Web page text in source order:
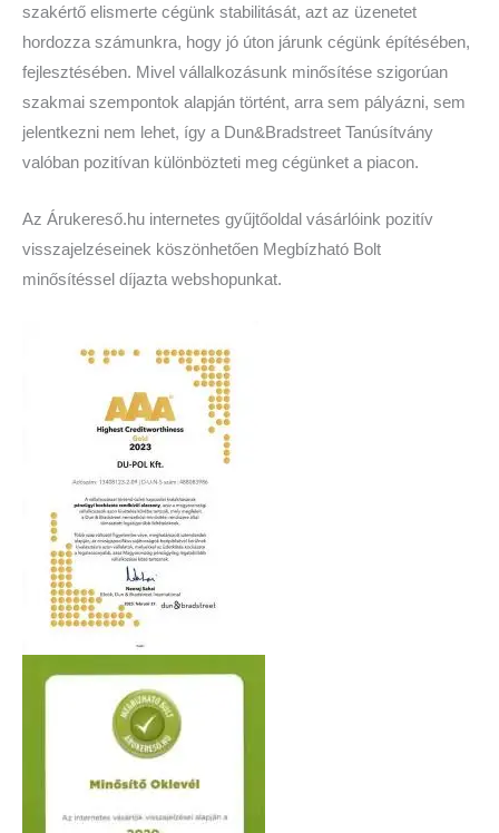
szakértő elismerte cégünk stabilitását, azt az üzenetet
hordozza számunkra, hogy jó úton járunk cégünk építésében,
fejlesztésében. Mivel vállalkozásunk minősítése szigorúan
szakmai szempontok alapján történt, arra sem pályázni, sem
jelentkezni nem lehet, így a Dun&Bradstreet Tanúsítvány
valóban pozitívan különbözteti meg cégünket a piacon.
Az Árukereső.hu internetes gyűjtőoldal vásárlóink pozitív
visszajelzéseinek köszönhetően Megbízható Bolt
minősítéssel díjazta webshopunkat.